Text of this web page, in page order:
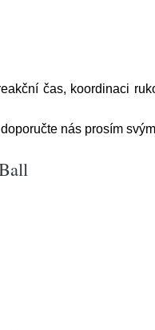
čas, koordinaci
nás prosím